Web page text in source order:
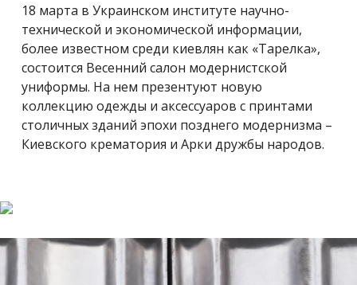
18 марта в Украинском институте научно-
технической и экономической информации,
более известном среди киевлян как «Тарелка»,
состоится Весенний салон модернистской
униформы. На нем презентуют новую
коллекцию одежды и аксессуаров с принтами
столичных зданий эпохи позднего модернизма –
Киевского крематория и Арки дружбы народов.